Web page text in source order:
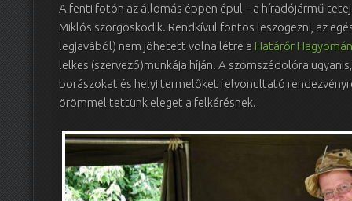
A fenti fotón az állomás éppen épül – a híradójármű
Miklós szorgoskodik. Rendkívül fontos leszögezni, az
legjavából) nem jöhetett volna létre a Határőr
lelkes (szervező)munkája híján. A szomszédolóra
borászokat és helyi termelőket felvonultató
örömmel tettünk eleget a felkérésnek.